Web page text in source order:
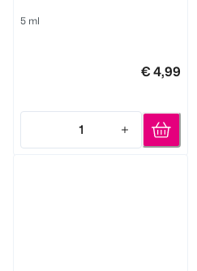
5 ml
€ 4,99
1
Quantity: 1